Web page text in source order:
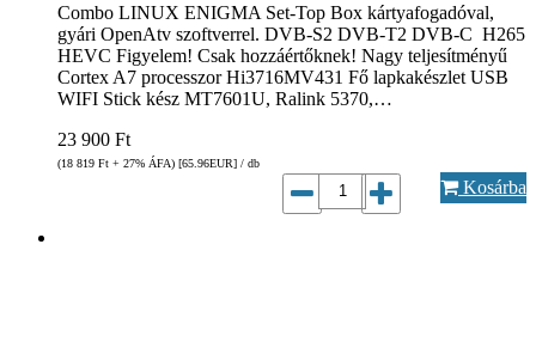
Combo LINUX ENIGMA Set-Top Box kártyafogadóval,
gyári OpenAtv szoftverrel. DVB-S2 DVB-T2 DVB-C H265
HEVC Figyelem! Csak hozzáértőknek! Nagy teljesítményű
Cortex A7 processzor Hi3716MV431 Fő lapkakészlet USB
WIFI Stick kész MT7601U, Ralink 5370,…
23 900 Ft
(18 819 Ft + 27% ÁFA) [65.96EUR] / db
Kosárba